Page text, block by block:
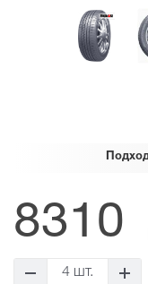
8310
4 шт.